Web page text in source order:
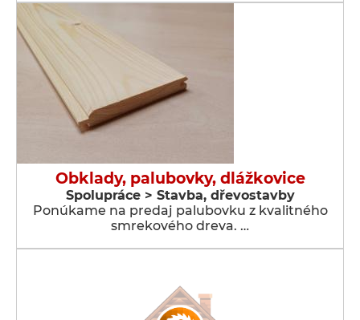
Obklady, palubovky, dlážkovice
Spolupráce > Stavba, dřevostavby
Ponúkame na predaj palubovku z kvalitného
smrekového dreva. …